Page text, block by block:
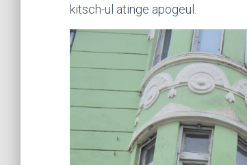
kitsch-ul atinge apogeul.